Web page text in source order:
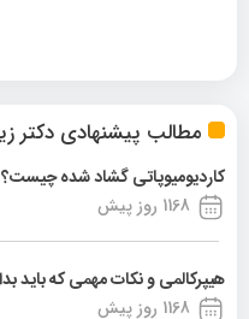
مطالب پیشنهادی دکتر
کاردیومیوپاتی گشاد شده چیست؟
1168 روز پیش
هیپرکالمی و نکات مهمی که باید
1168 روز پیش